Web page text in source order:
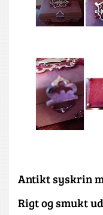
Antikt syskrin
Rigt og smukt